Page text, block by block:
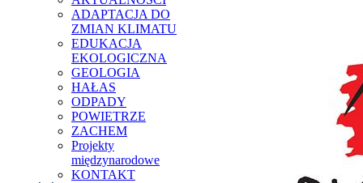
ADAPTACJA DO
ZMIAN KLIMATU
EDUKACJA
EKOLOGICZNA
GEOLOGIA
HAŁAS
ODPADY
POWIETRZE
ZACHEM
Projekty
międzynarodowe
KONTAKT